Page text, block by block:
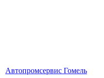
Автопромсервис Гомель